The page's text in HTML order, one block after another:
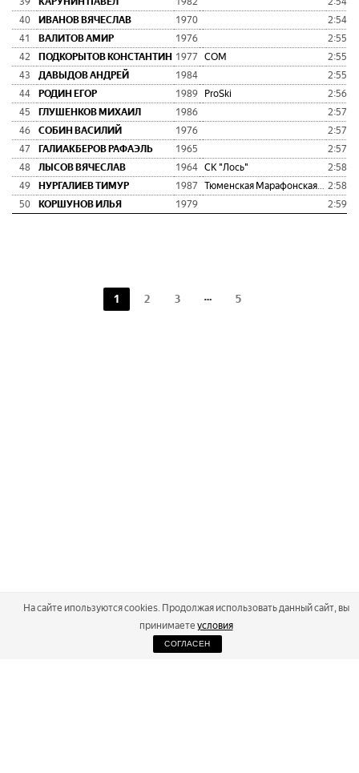
40
ИВАНОВ ВЯЧЕСЛАВ 1970
41
ВАЛИТОВ АМИР 1976
42
ПОДКОРЫТОВ КОНСТАНТИН 1977 СОМ
43
ДАВЫДОВ АНДРЕЙ 1984
44
РОДИН ЕГОР 1989 ProSki
45
ГЛУШЕНКОВ МИХАИЛ 1986
46
СОБИН ВАСИЛИЙ 1976
47
ГАЛИАКБЕРОВ РАФАЭЛЬ 1965
48
ЛЫСОВ ВЯЧЕСЛАВ 1964 СК "Лось"
49
НУРГАЛИЕВ ТИМУР 1987 Тюменская Марафонская Команда 72 RUS "ТМК 72 RUS"
50
КОРШУНОВ ИЛЬЯ 1979
1 2 3 5
2026
На сайте ипользуются cookies. Продолжая использовать данный сайт, вы
принимаете условия
СОГЛАСЕН